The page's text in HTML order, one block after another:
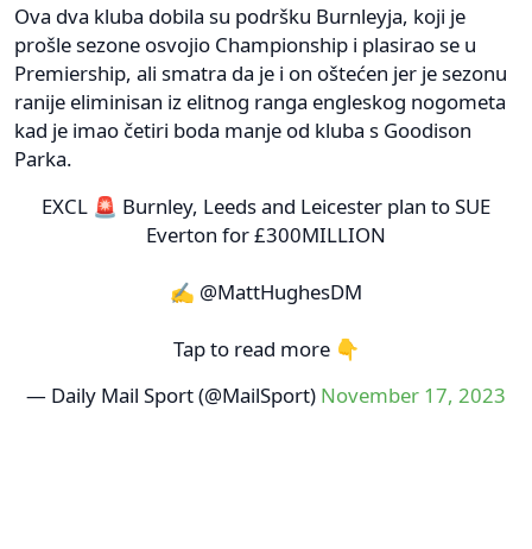
Ova dva kluba dobila su podršku Burnleyja, koji je
prošle sezone osvojio Championship i plasirao se u
Premiership, ali smatra da je i on oštećen jer je sezonu
ranije eliminisan iz elitnog ranga engleskog nogometa
kad je imao četiri boda manje od kluba s Goodison
Parka.
EXCL 🚨 Burnley, Leeds and Leicester plan to SUE
Everton for £300MILLION
✍️ @MattHughesDM
Tap to read more 👇
— Daily Mail Sport (@MailSport) November 17, 2023